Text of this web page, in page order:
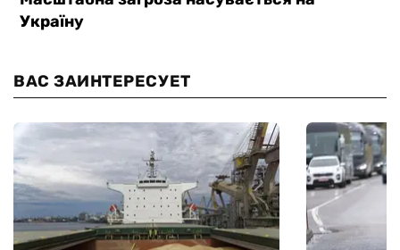
ВАС ЗАИНТЕРЕСУЕТ